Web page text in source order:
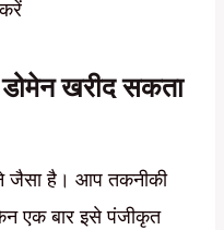
खरीद सकता
जैसा है। आप तकनीकी
एक बार इसे पंजीकृत